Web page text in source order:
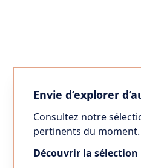
Envie d’explorer
Consultez notre
pertinents du moment.
Découvrir la sélection